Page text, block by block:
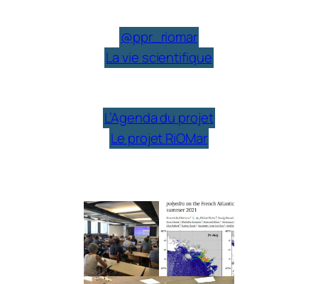
@ppr_riomar
La vie scientifique
L’Agenda du projet
Le projet RiOMar